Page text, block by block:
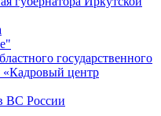
государственного
«Кадровый центр
ВС России